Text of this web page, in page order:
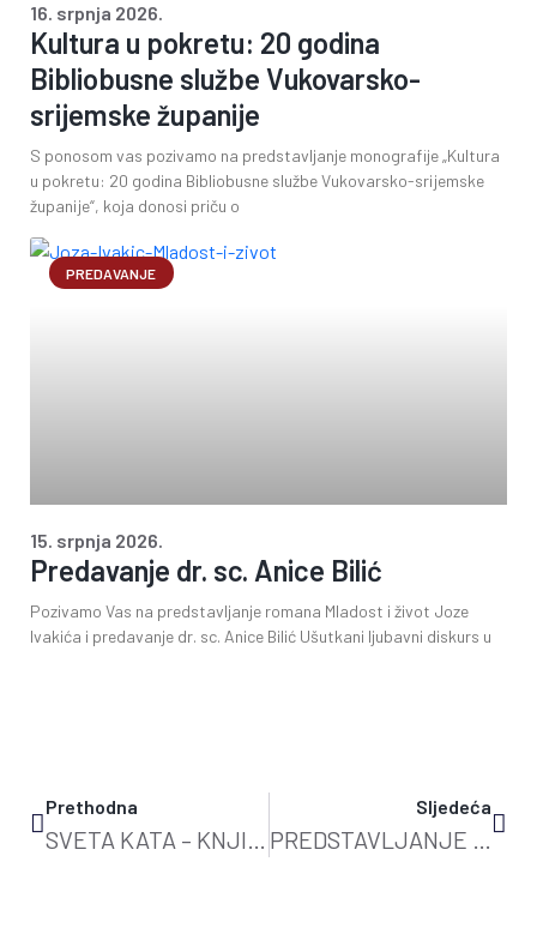
Kultura u pokretu: 20 godina
Bibliobusne službe Vukovarsko-
srijemske županije
S ponosom vas pozivamo na predstavljanje monografije „Kultura
u pokretu: 20 godina Bibliobusne službe Vukovarsko-srijemske
županije“, koja donosi priču o
16. srpnja 2026.
PREDAVANJE
Predavanje dr. sc. Anice Bilić
Pozivamo Vas na predstavljanje romana Mladost i život Joze
Ivakića i predavanje dr. sc. Anice Bilić Ušutkani ljubavni diskurs u
15. srpnja 2026.
Prethodna
SVETA KATA – KNJIGA NA VRATA
Sljedeća
PREDSTAVLJANJE KNJIGE „FIKCIJA“ IVANE BODROŽIĆ